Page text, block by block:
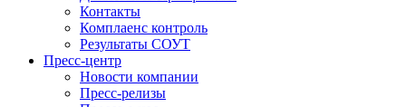
Контакты
Комплаенс контроль
Результаты СОУТ
Пресс-центр
Новости компании
Пресс-релизы